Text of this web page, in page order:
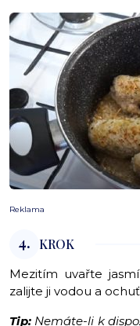
Reklama
4. KROK
Mezitím uvařte
zalijte ji vodou a
Tip: Nemáte-li k